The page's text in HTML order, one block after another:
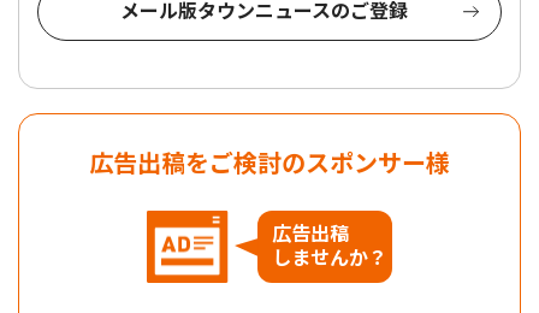
メール版タウンニュースのご登録
広告出稿をご検討のスポンサー様
広告出稿
しませんか？